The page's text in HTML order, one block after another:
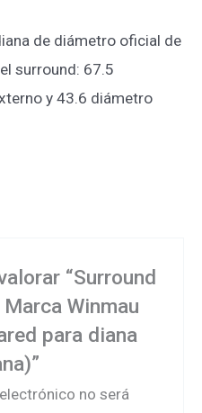
de diámetro oficial de
surround: 67.5
y 43.6 diámetro
“Surround
Winmau
para diana
no será